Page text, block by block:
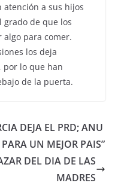
a sus hijos
grado de que los
algo para comer.
los deja
por lo que han
de la puerta.
DEJA EL PRD; ANU
UN MEJOR PAIS”
DEL DIA DE LAS
MADRES